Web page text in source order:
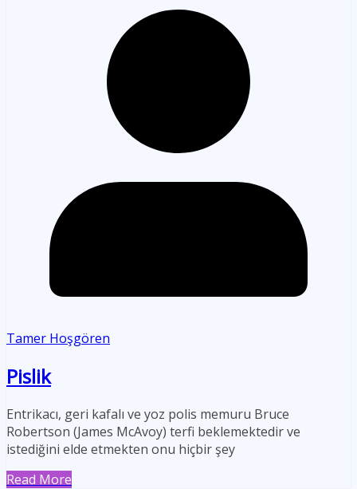
Tamer Hoşgören
Pislik
Entrikacı, geri kafalı ve yoz polis memuru Bruce
Robertson (James McAvoy) terfi beklemektedir ve
istediğini elde etmekten onu hiçbir şey
Read More